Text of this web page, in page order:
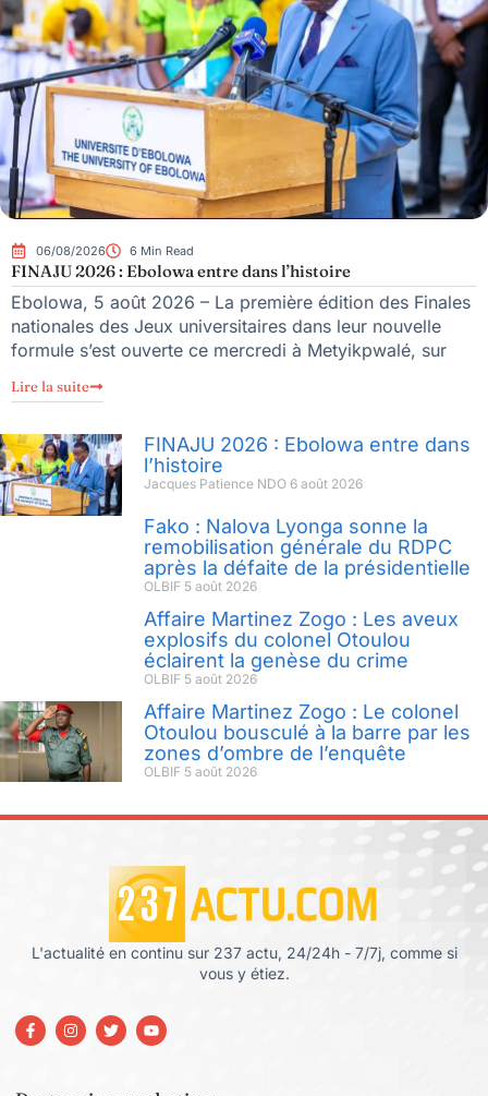
06/08/2026 6 Min Read
FINAJU 2026 : Ebolowa entre dans l’histoire
Ebolowa, 5 août 2026 – La première édition des Finales
nationales des Jeux universitaires dans leur nouvelle
formule s’est ouverte ce mercredi à Metyikpwalé, sur
Lire la suite
FINAJU 2026 : Ebolowa entre dans
l’histoire
Jacques Patience NDO 6 août 2026
Fako : Nalova Lyonga sonne la
remobilisation générale du RDPC
après la défaite de la présidentielle
OLBIF 5 août 2026
Affaire Martinez Zogo : Les aveux
explosifs du colonel Otoulou
éclairent la genèse du crime
OLBIF 5 août 2026
Affaire Martinez Zogo : Le colonel
Otoulou bousculé à la barre par les
zones d’ombre de l’enquête
OLBIF 5 août 2026
L'actualité en continu sur 237 actu, 24/24h - 7/7j, comme si
vous y étiez.